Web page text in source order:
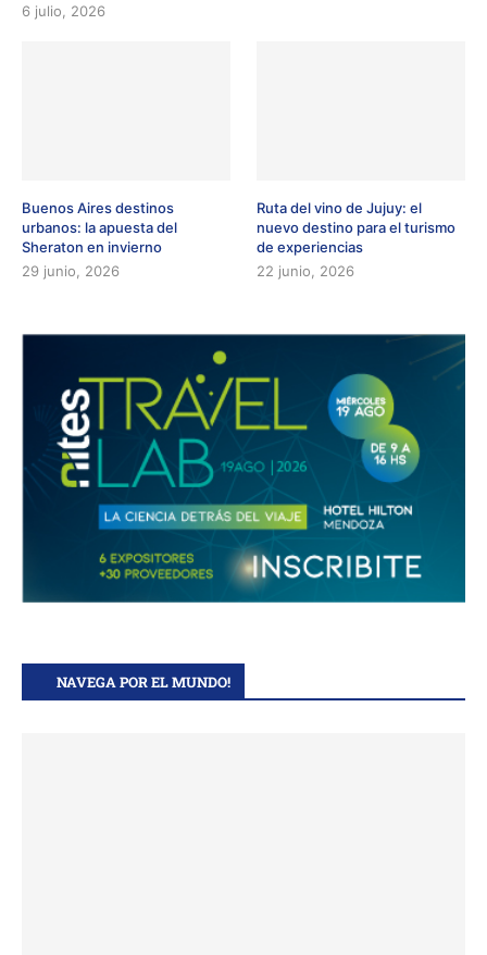
6 julio, 2026
Buenos Aires destinos
urbanos: la apuesta del
Sheraton en invierno
29 junio, 2026
Ruta del vino de Jujuy: el
nuevo destino para el turismo
de experiencias
22 junio, 2026
NAVEGA POR EL MUNDO!